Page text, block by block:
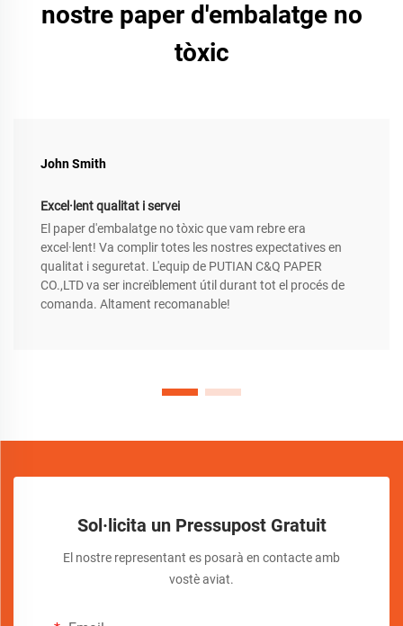
nostre paper d'embalatge no
tòxic
John Smith
Excel·lent qualitat i servei
El paper d'embalatge no tòxic que vam rebre era
excel·lent! Va complir totes les nostres expectatives en
qualitat i seguretat. L'equip de PUTIAN C&Q PAPER
CO.,LTD va ser increïblement útil durant tot el procés de
comanda. Altament recomanable!
Sol·licita un Pressupost Gratuit
El nostre representant es posarà en contacte amb
vostè aviat.